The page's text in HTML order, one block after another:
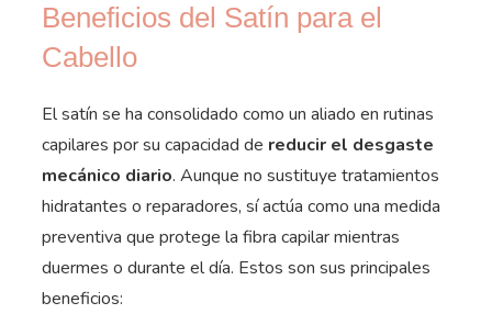
Beneficios del Satín para el
Cabello
El satín se ha consolidado como un aliado en rutinas
capilares por su capacidad de reducir el desgaste
mecánico diario. Aunque no sustituye tratamientos
hidratantes o reparadores, sí actúa como una medida
preventiva que protege la fibra capilar mientras
duermes o durante el día. Estos son sus principales
beneficios: